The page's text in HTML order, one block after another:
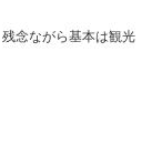
念ながら基本は観光